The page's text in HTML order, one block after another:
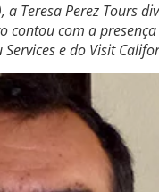
Teresa Perez Tours
contou com a
e do Visit